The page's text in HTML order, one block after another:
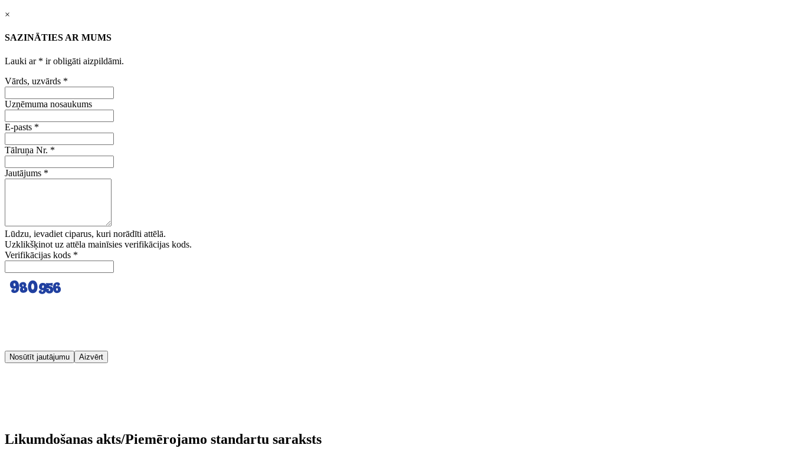
×
SAZINĀTIES AR MUMS
Lauki ar * ir obligāti aizpildāmi.
Vārds, uzvārds *
Uzņēmuma nosaukums
E-pasts *
Tālruņa Nr. *
Jautājums *
Lūdzu, ievadiet ciparus, kuri norādīti attēlā.
Uzklikšķinot uz attēla mainīsies verifikācijas kods.
Verifikācijas kods *
Nosūtīt jautājumu Aizvērt
Likumdošanas akts/Piemērojamo standartu saraksts